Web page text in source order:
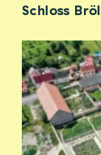
Schloss